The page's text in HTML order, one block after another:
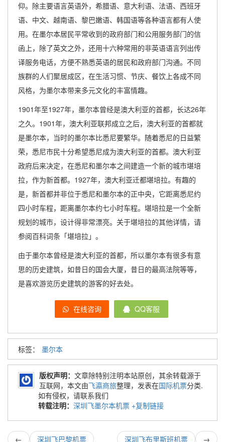
仰。除主要语言英语外，希腊语、意大利语、法语、西班牙
语、中文、越南语、黎巴嫩语、韩国语等各种语言都有人使
用。在墨尔本居民平常收到的政府部门和公用服务部门的信
函上，除了英文之外，还用十六种常用的非英语语言列出传
译服务电话，方便不熟悉英语的居民和政府部门沟通。不同
族群的人们聚居成区，在生活习惯、节庆、餐饮上各成不同
风格，为墨尔本带来多元文化的丰富情趣。
1901年至1927年，墨尔本曾经是澳大利亚的首都，长达26年
之久。1901年，澳大利亚联邦成立之后，澳大利亚的首都就
是墨尔本，当时的墨尔本比悉尼要繁华。随着悉尼的日益繁
荣，悉尼市民十分希望悉尼成为澳大利亚的首都。澳大利亚
政府后来决定，在悉尼和墨尔本之间建造一个新的城市堪培
拉，作为新首都。1927年，澳大利亚迁都堪培拉。有趣的
是，新首都并非位于悉尼和墨尔本的正中央，它距离悉尼约
四小时车程，距离墨尔本约七小时车程。堪培拉是一个全新
规划的城市，设计得非常漂亮。关于堪培拉的其他详情，请
参阅百科词条「堪培拉」。
由于墨尔本曾经是澳大利亚的首都，所以墨尔本有很多有意
思的历史建筑，如昔日的国会大厦，昔日的最高法院等等，
是喜欢游览历史建筑的游客的好去处。
在线咨询 QQ客服
标签： 墨尔本
版权声明： 文章除特别注明本站原创，其余转载源于
互联网，本文由飞瀛商旅整理，发表在国际机票分类.
如有侵权，请联系我们
转载注明： 深圳飞墨尔本机票 +复制链接
← 深圳飞巴黎机票 →
深圳飞布里斯班机票